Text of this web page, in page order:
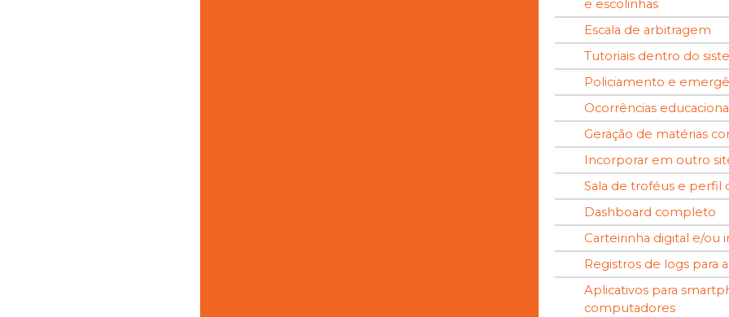
e escolinhas
Escala de arbitragem
Tutoriais dentro do
Policiamento e
Ocorrências
Geração de matérias
Incorporar em outro
Sala de troféus e perfil
Dashboard completo
Carteirinha digital e/ou
Registros de logs para
Aplicativos para
computadores